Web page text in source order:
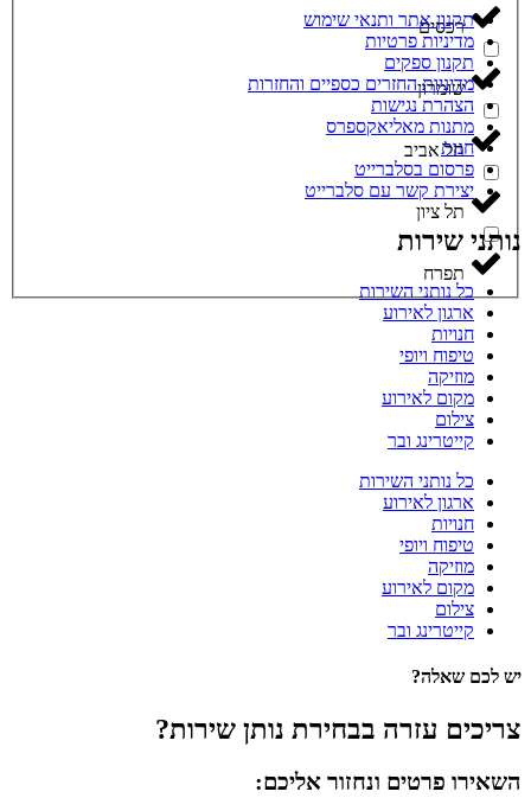
רכסים
שומרון
תל אביב
תל ציון
תפרח
תקנון אתר ותנאי שימוש
מדיניות פרטיות
תקנון ספקים
מדיניות החזרים כספיים והחזרות
הצהרת נגישות
מתנות מאליאקספרס
חנות
פרסום בסלברייט
יצירת קשר עם סלברייט
נותני שירות
כל נותני השירות
ארגון לאירוע
חנויות
טיפוח ויופי
מוזיקה
מקום לאירוע
צילום
קייטרינג ובר
כל נותני השירות
ארגון לאירוע
חנויות
טיפוח ויופי
מוזיקה
מקום לאירוע
צילום
קייטרינג ובר
יש לכם שאלה?
צריכים עזרה בבחירת נותן שירות?
השאירו פרטים ונחזור אליכם: